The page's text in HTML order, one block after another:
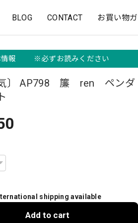
BLOG CONTACT お買い物
情報 ※必ずお読みください
気〕 AP798 簾 ren ペンダ
shipping available
Add to cart